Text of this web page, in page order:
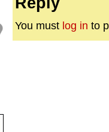
You must log in to